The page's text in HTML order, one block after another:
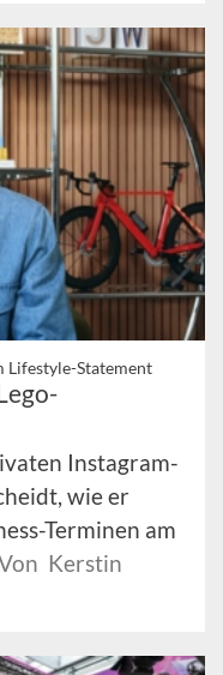
Lifestyle-Statement
Instagram-
wie er
Terminen am
Kerstin